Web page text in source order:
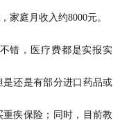
家庭月收入约8000元。
，医疗费都是实报实
还是有部分进口药品或
疾保险；同时，目前教